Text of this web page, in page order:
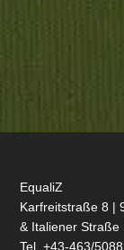
EqualiZ
Karfreitstraße 8 |
& Italiener Straße
Tel. +43-463/